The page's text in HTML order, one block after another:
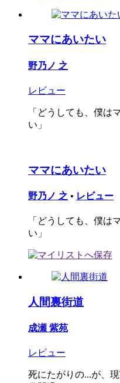
ママにあいたい
野乃ノ 之
レビュー
「どうしても、僕は
い」
ママにあいたい
野乃ノ 之 • レビュー
「どうしても、僕は
い」
人間裏街道
成瀬 紫苑
レビュー
死にたがりの...が、